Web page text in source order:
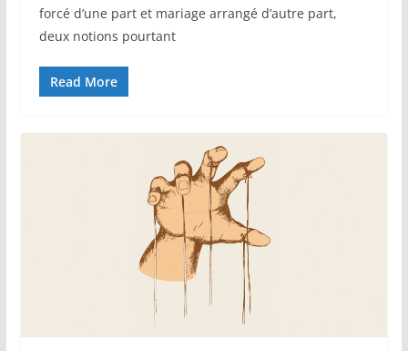
forcé d’une part et mariage arrangé d’autre part,
deux notions pourtant
Read More